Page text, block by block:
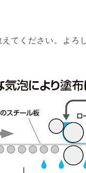
てください。よろ